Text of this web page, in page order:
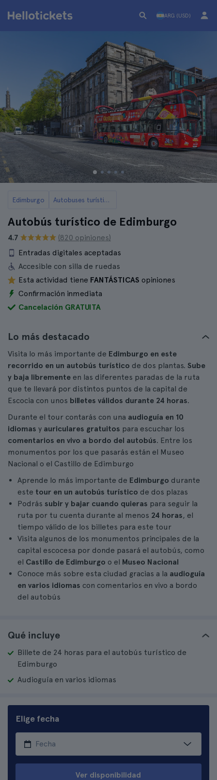
ARG (USD)
Edimburgo Autobuses turísticos de Edimburgo
Autobús turístico de Edimburgo
4.7
(820 opiniones)
Entradas digitales aceptadas
Accesible con silla de ruedas
Esta actividad tiene FANTÁSTICAS opiniones
Confirmación inmediata
Cancelación GRATUITA
Lo más destacado
Visita lo más importante de Edimburgo en este
recorrido en un autobús turístico de dos plantas. Sube
y baja libremente en las diferentes paradas de la ruta
que te llevará por distintos puntos de la capital de
Escocia con unos billetes válidos durante 24 horas.
Durante el tour contarás con una audioguía en 10
idiomas y auriculares gratuitos para escuchar los
comentarios en vivo a bordo del autobús. Entre los
monumentos por los que pasarás están el Museo
Nacional o el Castillo de Edimburgo
Aprende lo más importante de Edimburgo durante
este tour en un autobús turístico de dos plazas
Podrás subir y bajar cuando quieras para seguir la
ruta por tu cuenta durante al menos 24 horas, el
tiempo válido de los billetes para este tour
Visita algunos de los monumentos principales de la
capital escocesa por donde pasará el autobús, como
el Castillo de Edimburgo o el Museo Nacional
Conoce más sobre esta ciudad gracias a la audioguía
en varios idiomas con comentarios en vivo a bordo
del autobús
Qué incluye
Billete de 24 horas para el autobús turístico de
Edimburgo
Audioguía en varios idiomas
Elige fecha
Ver disponibilidad